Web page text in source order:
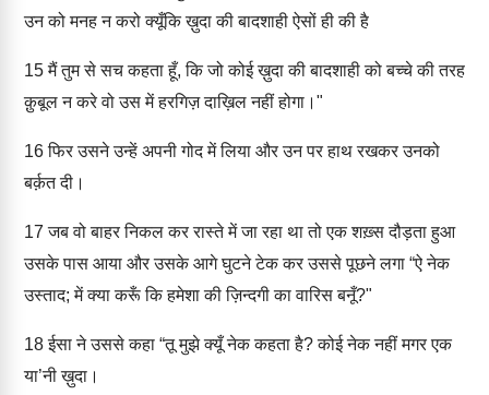
उन को मनह न करो क्यूँकि ख़ुदा की बादशाही ऐसों ही की है
15मैं तुम से सच कहता हूँ, कि जो कोई ख़ुदा की बादशाही को बच्चे की तरह
क़ुबूल न करे वो उस में हरगिज़ दाख़िल नहीं होगा।"
16फिर उसने उन्हें अपनी गोद में लिया और उन पर हाथ रखकर उनको
बर्क़त दी।
17 जब वो बाहर निकल कर रास्ते में जा रहा था तो एक शख़्स दौड़ता हुआ
उसके पास आया और उसके आगे घुटने टेक कर उससे पूछने लगा “ऐ नेक
उस्ताद; में क्या करूँ कि हमेशा की ज़िन्दगी का वारिस बनूँ?"
18ईसा ने उससे कहा “तू मुझे क्यूँ नेक कहता है? कोई नेक नहीं मगर एक
या’नी ख़ुदा।